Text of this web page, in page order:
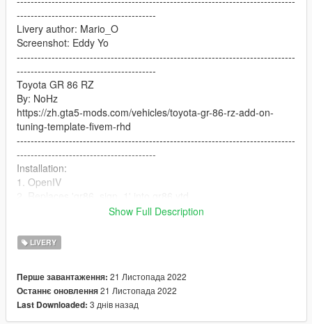
----------------------------------------
Livery author: Mario_O
Screenshot: Eddy Yo
--------------------------------------------------------------------------------
----------------------------------------
Toyota GR 86 RZ
By: NoHz
https://zh.gta5-mods.com/vehicles/toyota-gr-86-rz-add-on-
tuning-template-fivem-rhd
--------------------------------------------------------------------------------
----------------------------------------
Installation:
1. OpenIV
----------------------------------------
Please contact the author and indicate the source before use
Do not use for commercial purposes
Thank you very much
Show Full Description
LIVERY
Перше завантаження: 21 Листопада 2022
Останнє оновлення21 Листопада 2022
Last Downloaded: 3 днів назад